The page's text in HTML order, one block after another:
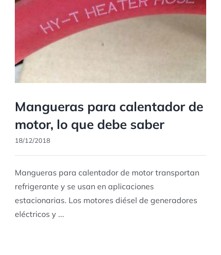
Mangueras para calentador de
motor, lo que debe saber
18/12/2018
Mangueras para calentador de motor transportan
refrigerante y se usan en aplicaciones
estacionarias. Los motores diésel de generadores
eléctricos y ...